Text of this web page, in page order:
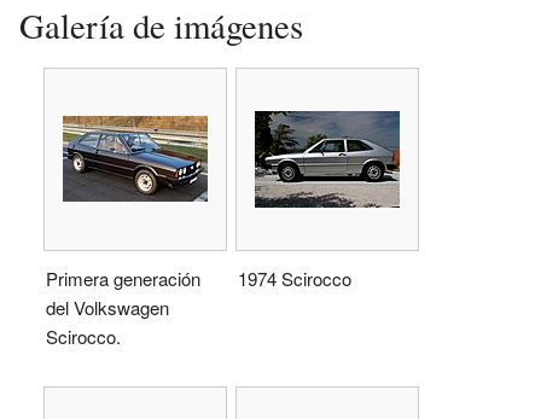
Galería de imágenes
Primera generación
del Volkswagen
Scirocco.
1974 Scirocco